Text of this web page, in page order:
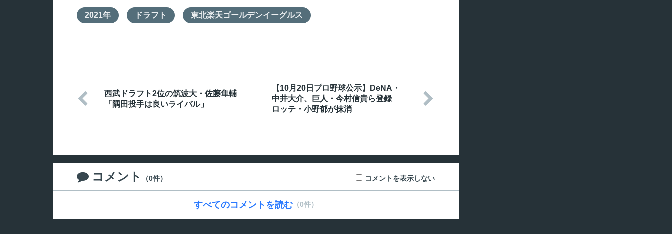
2021年 ドラフト 東北楽天ゴールデンイーグルス

西武ドラフト2位の筑波大・佐藤隼輔
「隅田投手は良いライバル」
【10月20日プロ野球公示】DeNA・
中井大介、巨人・今村信貴ら登録
ロッテ・小野郁が抹消

 コメント （0件） コメントを表示しない
すべてのコメントを読む （0件）